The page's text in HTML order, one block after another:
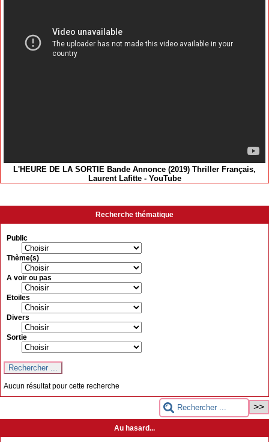
L'HEURE DE LA SORTIE Bande Annonce (2019) Thriller Français,
Laurent Lafitte - YouTube
Recherche thématique
Public
Thème(s)
A voir ou pas
Etoiles
Divers
Sortie
Aucun résultat pour cette recherche
Au hasard...